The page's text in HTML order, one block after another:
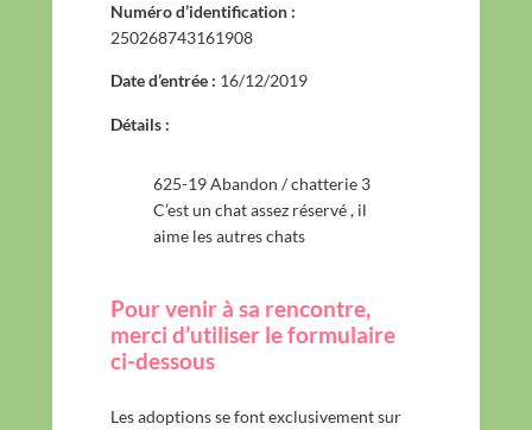
Numéro d’identification :
250268743161908
Date d’entrée : 16/12/2019
Détails :
625-19 Abandon / chatterie 3
C’est un chat assez réservé , il
aime les autres chats
Pour venir à sa rencontre,
merci d’utiliser le formulaire
ci-dessous
Les adoptions se font exclusivement sur